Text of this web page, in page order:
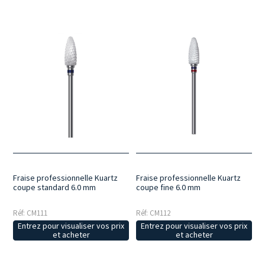
Fraise professionnelle Kuartz
coupe standard 6.0 mm
Réf: CM111
Entrez pour visualiser vos prix
et acheter
Fraise professionnelle Kuartz
coupe fine 6.0 mm
Réf: CM112
Entrez pour visualiser vos prix
et acheter